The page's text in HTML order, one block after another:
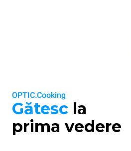
OPTIC.Cooking
Gătesc la
prima vedere